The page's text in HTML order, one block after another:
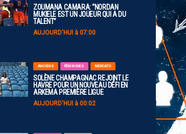
ZOUMANA CAMARA: “NORDAN
MUKIELE EST UN JOUEUR QUI A DU
TALENT”
AUJOURD'HUI à 07:00
ANCIENS FÉMININES MERCATO
SOLÈNE CHAMPAGNAC REJOINT LE
HAVRE POUR UN NOUVEAU DÉFI EN
ARKEMA PREMIÈRE LIGUE
AUJOURD'HUI à 00:02